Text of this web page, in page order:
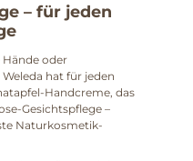
– für jeden
oder
hat für jeden
Handcreme, das
Gesichtspflege –
Naturkosmetik-